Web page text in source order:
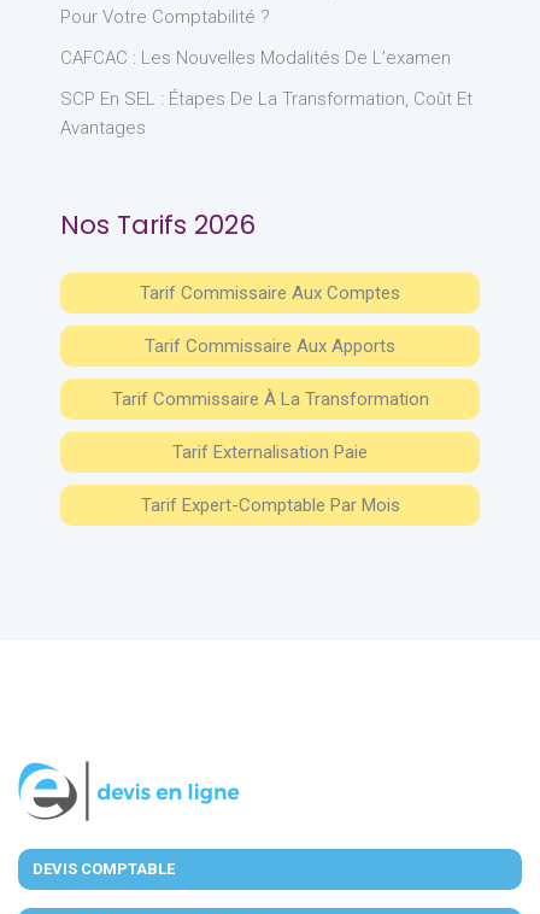
Pour Votre Comptabilité ?
CAFCAC : Les Nouvelles Modalités De L’examen
SCP En SEL : Étapes De La Transformation, Coût Et
Avantages
Nos Tarifs 2026
Tarif Commissaire Aux Comptes
Tarif Commissaire Aux Apports
Tarif Commissaire À La Transformation
Tarif Externalisation Paie
Tarif Expert-Comptable Par Mois
DEVIS COMPTABLE